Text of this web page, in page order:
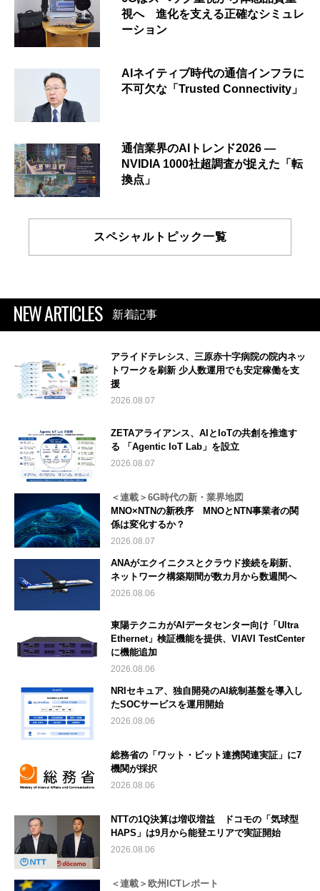
視へ 進化を支える正確なシミュレ
ーション
AIネイティブ時代の通信インフラに
不可欠な「Trusted Connectivity」
通信業界のAIトレンド2026 ―
NVIDIA 1000社超調査が捉えた「転
換点」
スペシャルトピック一覧
NEW ARTICLES 新着記事
アライドテレシス、三原赤十字病院の院内ネッ
トワークを刷新 少人数運用でも安定稼働を支
援
2026.08.07
ZETAアライアンス、AIとIoTの共創を推進す
る 「Agentic IoT Lab」を設立
2026.08.07
＜連載＞6G時代の新・業界地図
MNO×NTNの新秩序 MNOとNTN事業者の関
係は変化するか？
2026.08.07
ANAがエクイニクスとクラウド接続を刷新、
ネットワーク構築期間が数カ月から数週間へ
2026.08.06
東陽テクニカがAIデータセンター向け「Ultra
Ethernet」検証機能を提供、VIAVI TestCenter
に機能追加
2026.08.06
NRIセキュア、独自開発のAI統制基盤を導入し
たSOCサービスを運用開始
2026.08.06
総務省の「ワット・ビット連携関連実証」に7
機関が採択
2026.08.06
NTTの1Q決算は増収増益 ドコモの「気球型
HAPS」は9月から能登エリアで実証開始
2026.08.06
＜連載＞欧州ICTレポート